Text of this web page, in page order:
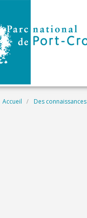
Fil d'Ariane
Accueil Des connaissances